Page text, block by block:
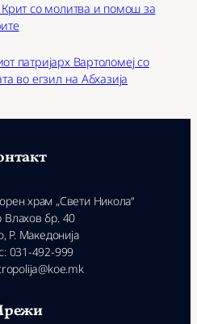
со молитва и помош за
патријарх Вартоломеј со
во егзил на Абхазија
храм „Свети Никола“
Влахов бр. 40
Р. Македонија
031-492-999